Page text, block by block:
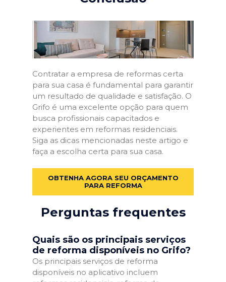
Contratar a empresa de reformas certa
para sua casa é fundamental para garantir
um resultado de qualidade e satisfação. O
Grifo é uma excelente opção para quem
busca profissionais capacitados e
experientes em reformas residenciais.
Siga as dicas mencionadas neste artigo e
faça a escolha certa para sua casa.
OBTENHA AGORA SEU ORÇAMENTO
PARA REFORMA
Perguntas frequentes
Quais são os principais serviços
de reforma disponíveis no Grifo?
Os principais serviços de reforma
disponíveis no aplicativo incluem